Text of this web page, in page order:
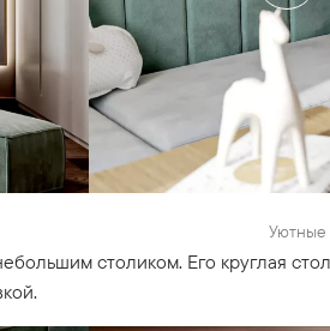
Уютные
столиком. Его круглая